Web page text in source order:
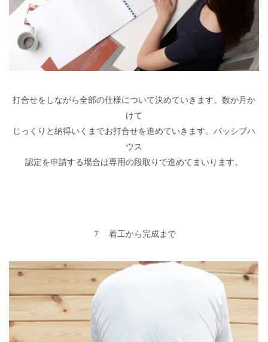
打合せをしながら全部の仕様について決めていきます。数か月か
けて
じっくりと納得いくまでお打合せを進めていきます。パッシブハ
ウス
認定を申請する場合は専用の段取りで進めてまいります。
７ 着工から完成まで